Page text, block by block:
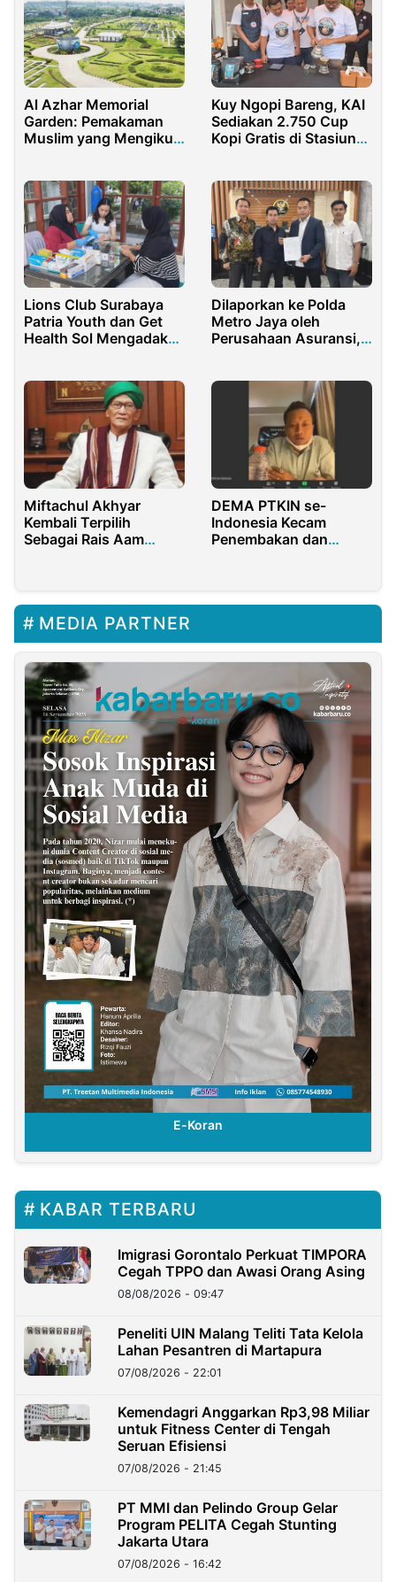
Al Azhar Memorial
Garden: Pemakaman
Muslim yang Mengikuti
Kuy Ngopi Bareng, KAI
Sediakan 2.750 Cup
Kopi Gratis di Stasiun
Lions Club Surabaya
Patria Youth dan Get
Health Sol Mengadakan
Surabaya
Dilaporkan ke Polda
Metro Jaya oleh
Perusahaan Asuransi,
Miftachul Akhyar
Kembali Terpilih
Sebagai Rais Aam
DEMA PTKIN se-
Indonesia Kecam
Penembakan dan
MEDIA PARTNER
E-Koran
KABAR TERBARU
Imigrasi Gorontalo Perkuat TIMPORA
Cegah TPPO dan Awasi Orang Asing
08/08/2026 - 09:47
Peneliti UIN Malang Teliti Tata Kelola
Lahan Pesantren di Martapura
07/08/2026 - 22:01
Kemendagri Anggarkan Rp3,98 Miliar
untuk Fitness Center di Tengah
Seruan Efisiensi
07/08/2026 - 21:45
PT MMI dan Pelindo Group Gelar
Program PELITA Cegah Stunting
Jakarta Utara
07/08/2026 - 16:42